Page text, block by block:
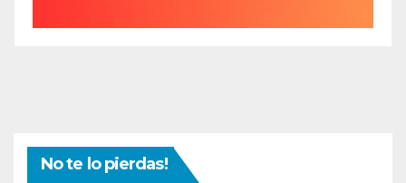
No te lo pierdas!